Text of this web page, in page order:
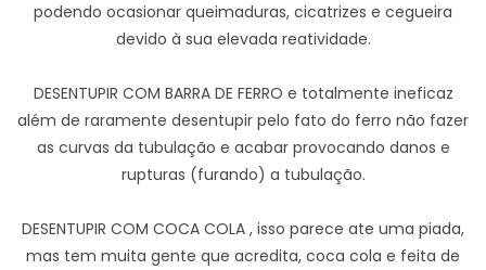
podendo ocasionar queimaduras, cicatrizes e cegueira
devido à sua elevada reatividade.
DESENTUPIR COM BARRA DE FERRO e totalmente ineficaz
além de raramente desentupir pelo fato do ferro não fazer
as curvas da tubulação e acabar provocando danos e
rupturas (furando) a tubulação.
DESENTUPIR COM COCA COLA , isso parece ate uma piada,
mas tem muita gente que acredita, coca cola e feita de